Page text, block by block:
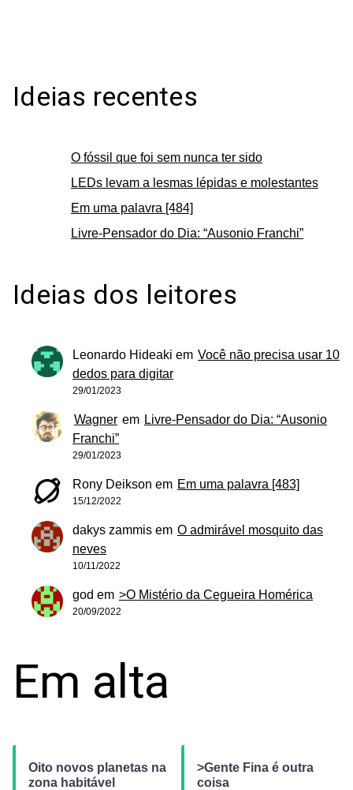
Ideias recentes
O fóssil que foi sem nunca ter sido
LEDs levam a lesmas lépidas e molestantes
Em uma palavra [484]
Livre-Pensador do Dia: “Ausonio Franchi”
Ideias dos leitores
Leonardo Hideaki em Você não precisa usar 10
dedos para digitar
29/01/2023
Wagner em Livre-Pensador do Dia: “Ausonio
Franchi”
29/01/2023
Rony Deikson em Em uma palavra [483]
15/12/2022
dakys zammis em O admirável mosquito das
neves
10/11/2022
god em >O Mistério da Cegueira Homérica
20/09/2022
Em alta
Oito novos planetas na
zona habitável
>Gente Fina é outra
coisa